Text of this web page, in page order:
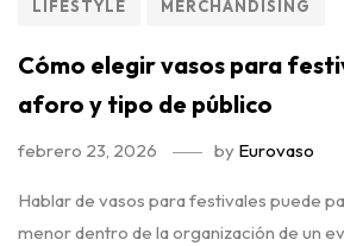
LIFESTYLE MERCHANDISING
Cómo elegir vasos para
aforo y tipo de público
febrero 23, 2026 by Eurovaso
Hablar de vasos para festivales puede
menor dentro de la organización de un